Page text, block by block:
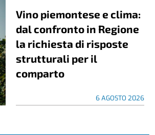
Vino piemontese e clima:
dal confronto in Regione
la richiesta di risposte
strutturali per il
comparto
6 AGOSTO 2026